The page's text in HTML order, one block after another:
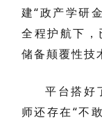
建“政产学研
全程护航下，
储备颠覆性技
平台搭好
师还存在“不